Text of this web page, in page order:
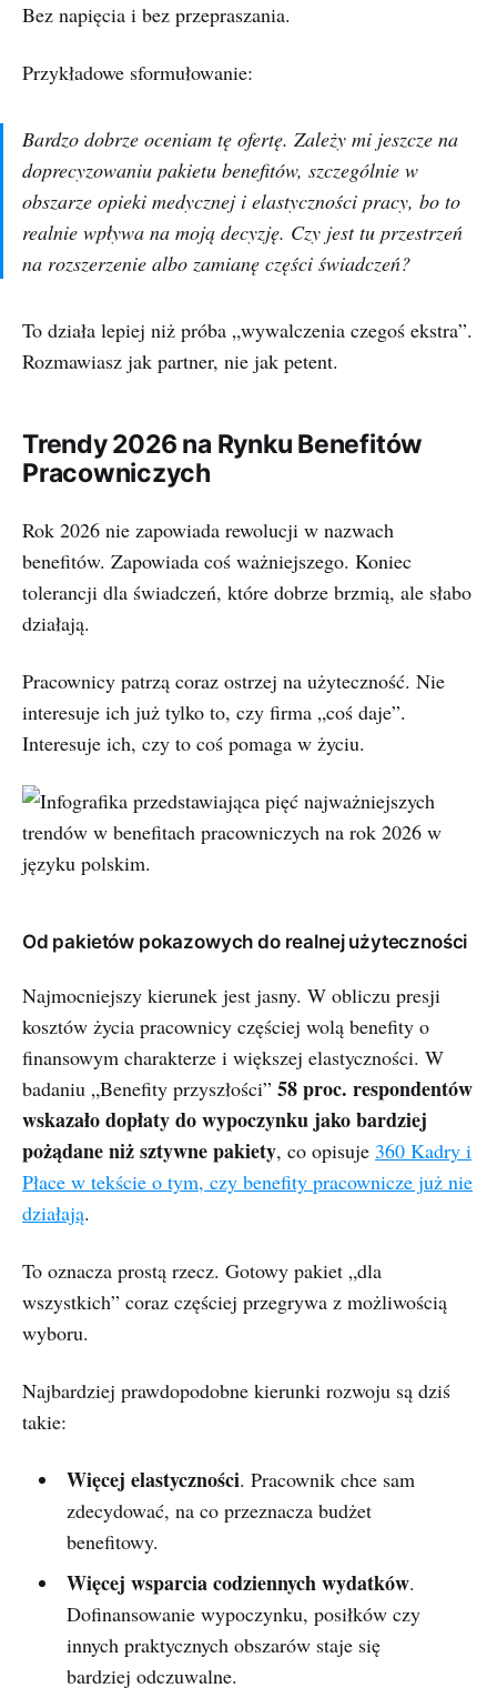
Bez napięcia i bez przepraszania.
Przykładowe sformułowanie:
Bardzo dobrze oceniam tę ofertę. Zależy mi jeszcze na
doprecyzowaniu pakietu benefitów, szczególnie w
obszarze opieki medycznej i elastyczności pracy, bo to
realnie wpływa na moją decyzję. Czy jest tu przestrzeń
na rozszerzenie albo zamianę części świadczeń?
To działa lepiej niż próba „wywalczenia czegoś ekstra”.
Rozmawiasz jak partner, nie jak petent.
Trendy 2026 na Rynku Benefitów
Pracowniczych
Rok 2026 nie zapowiada rewolucji w nazwach
benefitów. Zapowiada coś ważniejszego. Koniec
tolerancji dla świadczeń, które dobrze brzmią, ale słabo
działają.
Pracownicy patrzą coraz ostrzej na użyteczność. Nie
interesuje ich już tylko to, czy firma „coś daje”.
Interesuje ich, czy to coś pomaga w życiu.
Od pakietów pokazowych do realnej użyteczności
Najmocniejszy kierunek jest jasny. W obliczu presji
kosztów życia pracownicy częściej wolą benefity o
finansowym charakterze i większej elastyczności. W
badaniu „Benefity przyszłości” 58 proc. respondentów
wskazało dopłaty do wypoczynku jako bardziej
pożądane niż sztywne pakiety, co opisuje 360 Kadry i
Płace w tekście o tym, czy benefity pracownicze już nie
działają.
To oznacza prostą rzecz. Gotowy pakiet „dla
wszystkich” coraz częściej przegrywa z możliwością
wyboru.
Najbardziej prawdopodobne kierunki rozwoju są dziś
takie:
Więcej elastyczności. Pracownik chce sam
zdecydować, na co przeznacza budżet
benefitowy.
Więcej wsparcia codziennych wydatków.
Dofinansowanie wypoczynku, posiłków czy
innych praktycznych obszarów staje się
bardziej odczuwalne.